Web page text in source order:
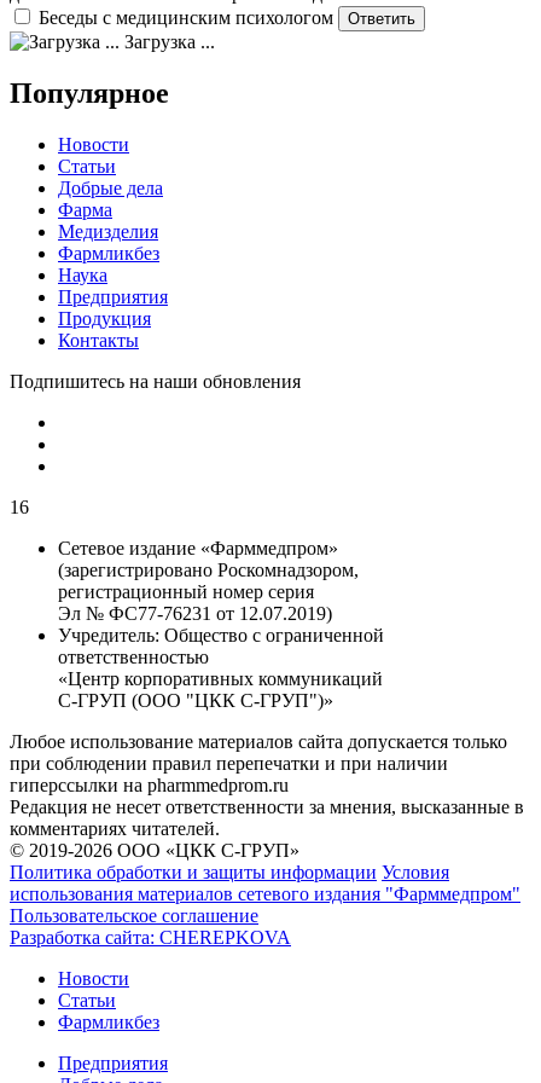
Беседы с медицинским психологом
Загрузка ...
Популярное
Новости
Статьи
Добрые дела
Фарма
Медизделия
Фармликбез
Наука
Предприятия
Продукция
Контакты
Подпишитесь на наши обновления
16
Сетевое издание «Фарммедпром»
(зарегистрировано Роскомнадзором,
регистрационный номер серия
Эл № ФС77-76231 от 12.07.2019)
Учредитель: Общество с ограниченной
ответственностью
«Центр корпоративных коммуникаций
С-ГРУП (ООО "ЦКК С-ГРУП")»
Любое использование материалов сайта допускается только
при соблюдении правил перепечатки и при наличии
гиперссылки на pharmmedprom.ru
Редакция не несет ответственности за мнения, высказанные в
комментариях читателей.
© 2019-2026 ООО «ЦКК С-ГРУП»
Политика обработки и защиты информации Условия
использования материалов сетевого издания "Фарммедпром"
Пользовательское соглашение
Разработка сайта: CHEREPKOVA
Новости
Статьи
Фармликбез
Предприятия